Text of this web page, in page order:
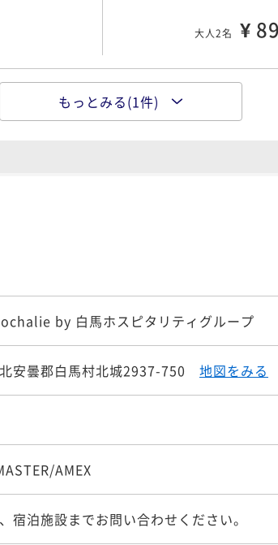
大人2名 ¥
付き 5LDK
ポイント即利用で
もっとみる(1件)
by 白馬ホスピタリティグループ
安曇郡白馬村北城2937-750 地図をみる
AMEX
宿泊施設までお問い合わせください。